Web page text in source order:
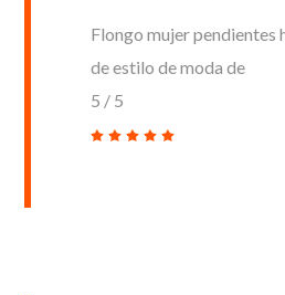
Flongo mujer pendientes
de estilo de moda de
5 / 5